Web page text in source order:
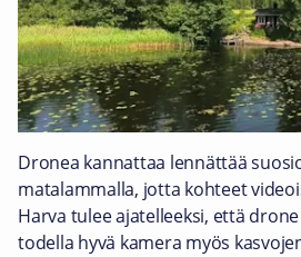
Dronea kannattaa lennättää
matalammalla, jotta kohteet
Harva tulee ajatelleeksi, että
todella hyvä kamera myös